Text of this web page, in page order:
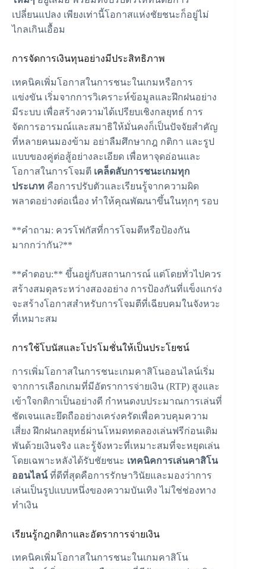
เปลี่ยนแปลง เพียงเท่านี้โอกาสแห่งชัยชนะก็อยู่ไม่
ไกลเกินเอื้อม
การจัดการเงินทุนอย่างมีประสิทธิภาพ
เทคนิคเพิ่มโอกาสในการชนะในเกมหรือการ
แข่งขัน เริ่มจากการวิเคราะห์ข้อมูลและฝึกฝนอย่าง
มีระบบ เพื่อสร้างความได้เปรียบเชิงกลยุทธ์ การ
จัดการอารมณ์และสมาธิให้มั่นคงก็เป็นปัจจัยสำคัญ
ที่หลายคนมองข้าม อย่าลืมศึกษากฎ กติกา และรูป
แบบของคู่ต่อสู้อย่างละเอียด เพื่อหาจุดอ่อนและ
โอกาสในการโจมตี เคล็ดลับการชนะเกมทุก
ประเภท คือการปรับตัวและเรียนรู้จากความผิด
พลาดอย่างต่อเนื่อง ทำให้คุณพัฒนาขึ้นในทุกๆ รอบ
**คำถาม: ควรโฟกัสที่การโจมตีหรือป้องกัน
มากกว่ากัน?**
**คำตอบ:** ขึ้นอยู่กับสถานการณ์ แต่โดยทั่วไปควร
สร้างสมดุลระหว่างสองอย่าง การป้องกันที่แข็งแกร่ง
จะสร้างโอกาสสำหรับการโจมตีที่เฉียบคมในจังหวะ
ที่เหมาะสม
การใช้โบนัสและโปรโมชั่นให้เป็นประโยชน์
การเพิ่มโอกาสในการชนะเกมคาสิโนออนไลน์เริ่ม
จากการเลือกเกมที่มีอัตราการจ่ายเงิน (RTP) สูงและ
เข้าใจกติกาเป็นอย่างดี กำหนดงบประมาณการเล่นที่
ชัดเจนและยึดถืออย่างเคร่งครัดเพื่อควบคุมความ
เสี่ยง ฝึกฝนกลยุทธ์ผ่านโหมดทดลองเล่นฟรีก่อนเดิม
พันด้วยเงินจริง และรู้จังหวะที่เหมาะสมที่จะหยุดเล่น
โดยเฉพาะหลังได้รับชัยชนะ เทคนิคการเล่นคาสิโน
ออนไลน์ที่ดีที่สุดคือการรักษาวินัยและมองว่าการ
เล่นเป็นรูปแบบหนึ่งของความบันเทิง ไม่ใช่ช่องทาง
ทำเงิน
เรียนรู้กฎกติกาและอัตราการจ่ายเงิน
เทคนิคเพิ่มโอกาสในการชนะในเกมคาสิโน